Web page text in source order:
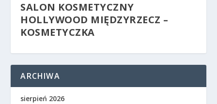
SALON KOSMETYCZNY
HOLLYWOOD MIĘDZYRZECZ –
KOSMETYCZKA
ARCHIWA
sierpień 2026